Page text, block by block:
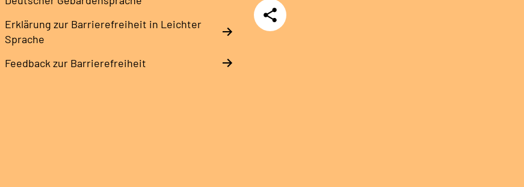
Erklärung zur Barrierefreiheit in Leichter
Sprache
Feedback zur Barrierefreiheit
Teilen